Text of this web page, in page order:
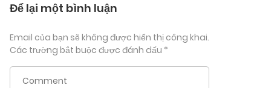
Để lại một bình luận
Email của bạn sẽ không được hiển thị công khai.
Các trường bắt buộc được đánh dấu *